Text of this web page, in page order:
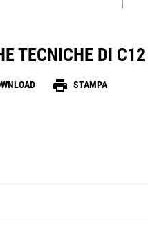
TECNICHE DI
print STAMPA